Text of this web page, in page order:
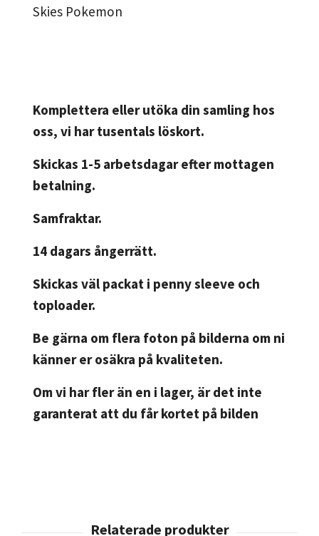
Skies Pokemon
Komplettera eller utöka din samling hos
oss, vi har tusentals löskort.
Skickas 1-5 arbetsdagar efter mottagen
betalning.
Samfraktar.
14 dagars ångerrätt.
Skickas väl packat i penny sleeve och
toploader.
Be gärna om flera foton på bilderna om ni
känner er osäkra på kvaliteten.
Om vi har fler än en i lager, är det inte
garanterat att du får kortet på bilden